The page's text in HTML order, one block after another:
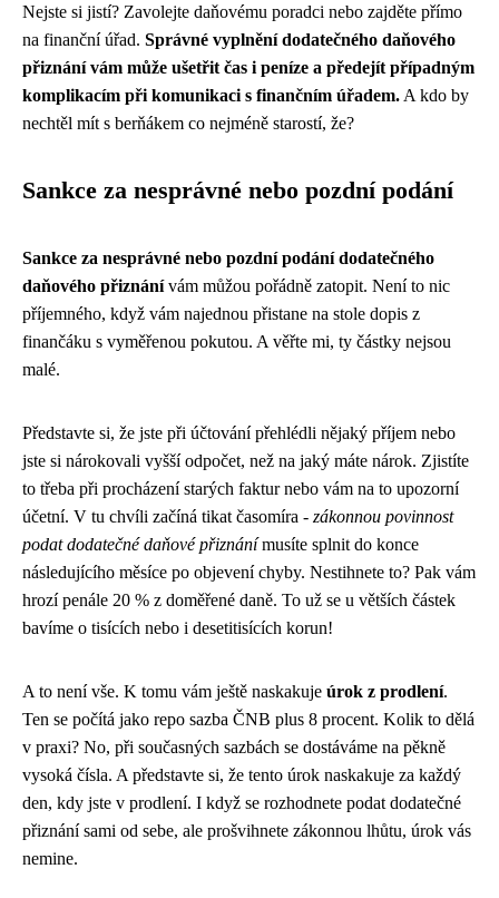
Nejste si jistí? Zavolejte daňovému poradci nebo zajděte přímo
na finanční úřad. Správné vyplnění dodatečného daňového
přiznání vám může ušetřit čas i peníze a předejít případným
komplikacím při komunikaci s finančním úřadem. A kdo by
nechtěl mít s berňákem co nejméně starostí, že?
Sankce za nesprávné nebo pozdní podání
Sankce za nesprávné nebo pozdní podání dodatečného
daňového přiznánívám můžou pořádně zatopit. Není to nic
příjemného, když vám najednou přistane na stole dopis z
finančáku s vyměřenou pokutou. A věřte mi, ty částky nejsou
malé.
Představte si, že jste při účtování přehlédli nějaký příjem nebo
jste si nárokovali vyšší odpočet, než na jaký máte nárok. Zjistíte
to třeba při procházení starých faktur nebo vám na to upozorní
účetní. V tu chvíli začíná tikat časomíra - zákonnou povinnost
podat dodatečné daňové přiznánímusíte splnit do konce
následujícího měsíce po objevení chyby. Nestihnete to? Pak vám
hrozí penále 20 % z doměřené daně. To už se u větších částek
bavíme o tisících nebo i desetitisících korun!
A to není vše. K tomu vám ještě naskakuje úrok z prodlení.
Ten se počítá jako repo sazba ČNB plus 8 procent. Kolik to dělá
v praxi? No, při současných sazbách se dostáváme na pěkně
vysoká čísla. A představte si, že tento úrok naskakuje za každý
den, kdy jste v prodlení. I když se rozhodnete podat dodatečné
přiznání sami od sebe, ale prošvihnete zákonnou lhůtu, úrok vás
nemine.